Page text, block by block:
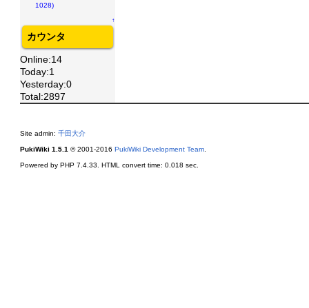
1028)
↑
カウンタ
Online:14
Today:1
Yesterday:0
Total:2897
Site admin: 千田大介
PukiWiki 1.5.1 © 2001-2016 PukiWiki Development Team
Powered by PHP 7.4.33. HTML convert time: 0.018 sec.